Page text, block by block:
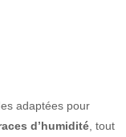
adaptées pour
d’humidité , tout